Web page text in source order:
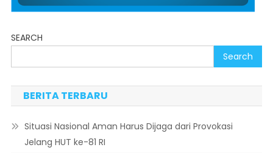
SEARCH
Search
BERITA TERBARU
Situasi Nasional Aman Harus Dijaga dari Provokasi
Jelang HUT ke-81 RI